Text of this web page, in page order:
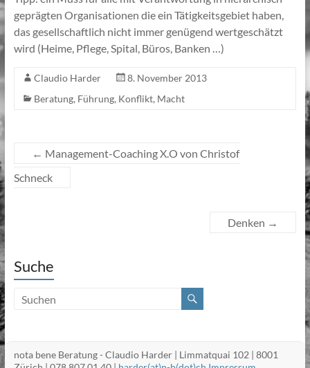
geprägten Organisationen die ein Tätigkeitsgebiet haben,
das gesellschaftlich nicht immer genügend wertgeschätzt
wird (Heime, Pflege, Spital, Büros, Banken …)
Claudio Harder
8. November 2013
Beratung, Führung, Konflikt, Macht
← Management-Coaching X.O von Christof
Schneck
Denken →
Suche
nota bene Beratung - Claudio Harder | Limmatquai 102 | 8001